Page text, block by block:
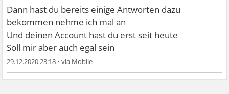
Dann hast du bereits einige Antworten dazu
bekommen nehme ich mal an
Und deinen Account hast du erst seit heute
Soll mir aber auch egal sein
29.12.2020 23:18 •